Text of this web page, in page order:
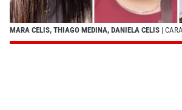
MARA CELIS, THIAGO MEDINA, DANIELA CELIS |